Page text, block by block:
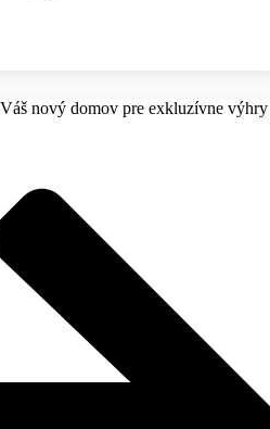
nový domov pre exkluzívne výhry